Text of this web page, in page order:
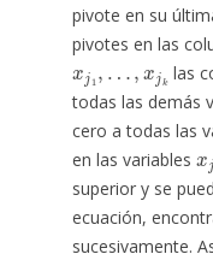
pivote en su
pivotes en las
xj1,…, xjk
las
todas las demás
cero a todas las
en las variables
xj
superior y se
ecuación,
sucesivamente.